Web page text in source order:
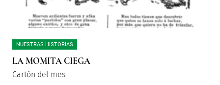
NUESTRAS HISTORIAS
LA MOMITA CIEGA
Cartón del mes